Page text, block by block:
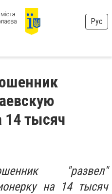
Рус
14 тысяч
"развел"
на 14 тысяч